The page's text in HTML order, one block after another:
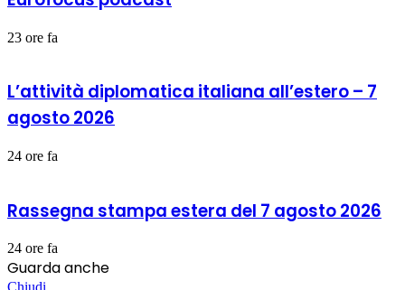
23 ore fa
L’attività diplomatica italiana all’estero – 7
agosto 2026
24 ore fa
Rassegna stampa estera del 7 agosto 2026
24 ore fa
Guarda anche